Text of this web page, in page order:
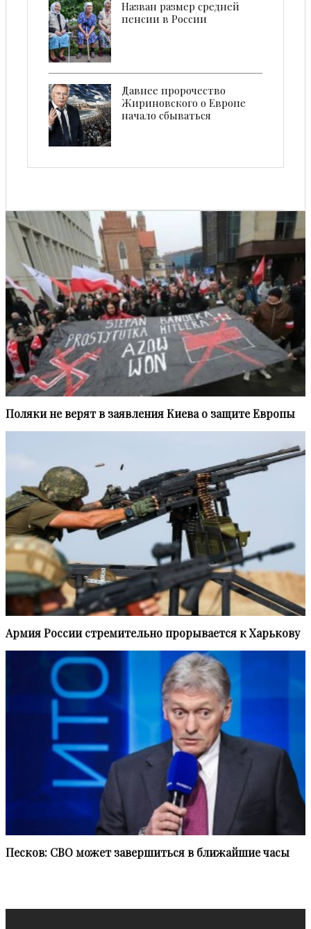
Назван размер средней
пенсии в России
Давнее пророчество
Жириновского о Европе
начало сбываться
Поляки не верят в заявления Киева о защите Европы
Армия России стремительно прорывается к Харькову
Песков: СВО может завершиться в ближайшие часы